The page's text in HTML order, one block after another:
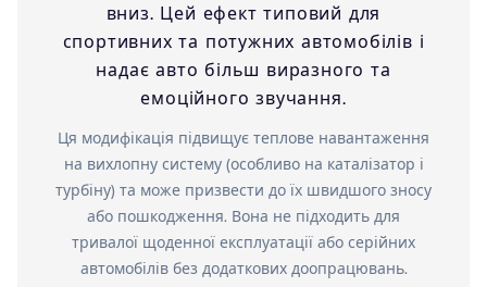
вниз. Цей ефект типовий для
спортивних та потужних автомобілів і
надає авто більш виразного та
емоційного звучання.
Ця модифікація підвищує теплове навантаження
на вихлопну систему (особливо на каталізатор і
турбіну) та може призвести до їх швидшого зносу
або пошкодження. Вона не підходить для
тривалої щоденної експлуатації або серійних
автомобілів без додаткових доопрацювань.